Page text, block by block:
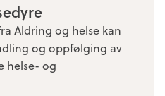
Aldring og helse kan
og oppfølging av
helse- og